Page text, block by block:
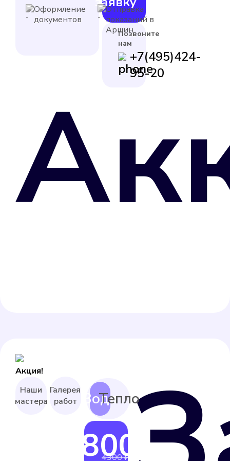
Оформление
документов
Отправка
показаний в
Аршин
Позвоните
нам
+7(495)424-
95-20
Акция!
3800 ₽
4300 ₽
Наши
мастера
Галерея
работ